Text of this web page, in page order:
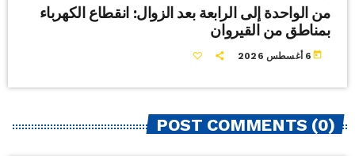
من الواحدة إلى الرابعة بعد الزوال: انقطاع الكهرباء
بمناطق من القيروان
today 6 أغسطس 2026
POST COMMENTS (0)